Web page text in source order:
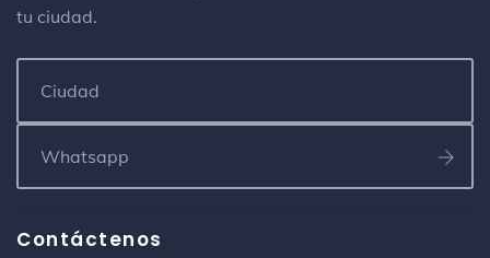
tu ciudad.
Contáctenos